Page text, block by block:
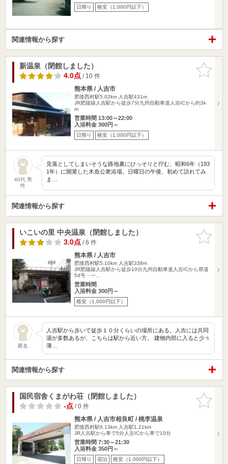
日帰り 格安（1,000円以下）
関連情報から探す
お気に入
りに追加
新温泉（閉館しました）
4.0点/ 10 件
熊本県 / 人吉市
肥後西村駅5.02km 人吉駅431m
JR肥薩線人吉駅から徒歩7分九州自動車道人吉ICから約3k
m
営業時間 13:00～22:00
入浴料金 300円～
日帰り 格安（1,000円以下）
40代 男
性
見落としてしまいそうな路地裏にひっそりと佇む、昭和6年（193
1年）に開業した木造公衆浴場。日曜日の午後、初めて訪れてみ
ま…
関連情報から探す
お気に入
りに追加
いこいの里 中央温泉（閉館しました）
3.0点/ 6 件
熊本県 / 人吉市
肥後西村駅5.10km 人吉駅338m
JR肥薩線人吉駅から徒歩10分九州自動車道人吉ICから県道
54号・一…
営業時間
入浴料金 300円～
格安（1,000円以下）
匿名
人吉駅から歩いて徒歩１０分くらいの場所にある。人吉には共同
湯が多数あるが、こちらは駅から近い方。 建物内部に入ると少々
薄…
関連情報から探す
お気に入
りに追加
国民宿舎くまがわ荘（閉館しました）
-点/ 0 件
熊本県 / 人吉市相良町 / 桃李温泉
肥後西村駅6.13km 人吉駅1.21km
JR人吉駅から車で5分人吉ICから車で10分
営業時間 7:30～21:30
入浴料金 350円～
日帰り 宿泊 格安（1,000円以下）